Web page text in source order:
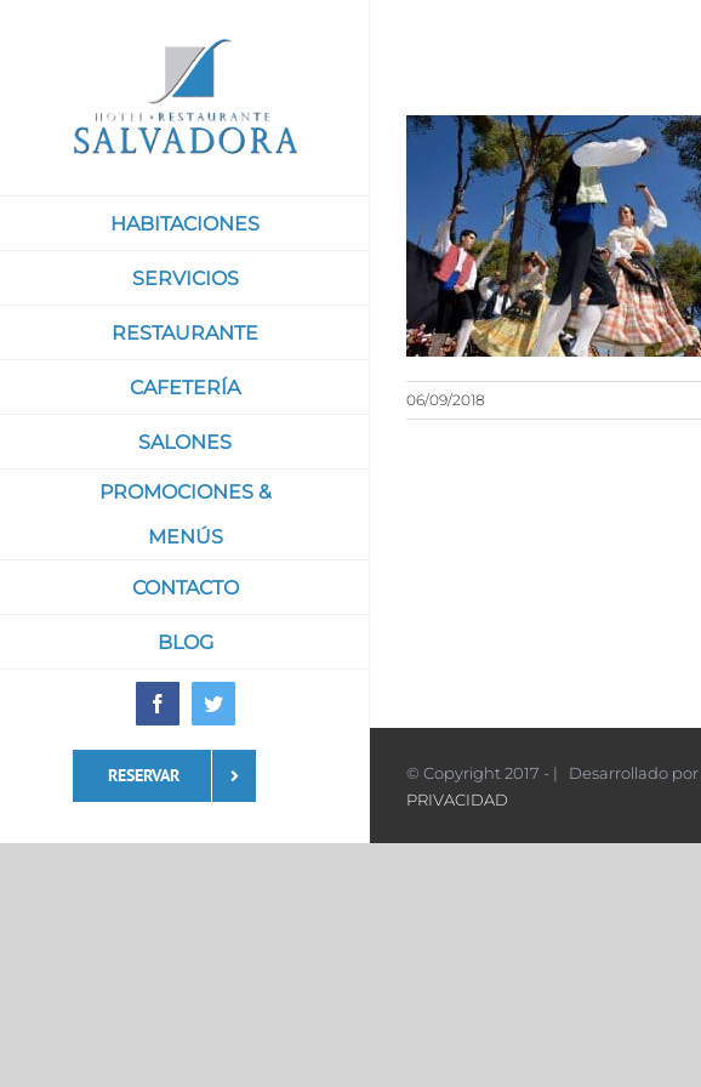
HABITACIONES
SERVICIOS
RESTAURANTE
CAFETERÍA
SALONES
PROMOCIONES &
MENÚS
CONTACTO
BLOG
FacebookTwitter
RESERVAR
06/09/2018
© Copyright 2017 - | Desarrollado por
PRIVACIDAD